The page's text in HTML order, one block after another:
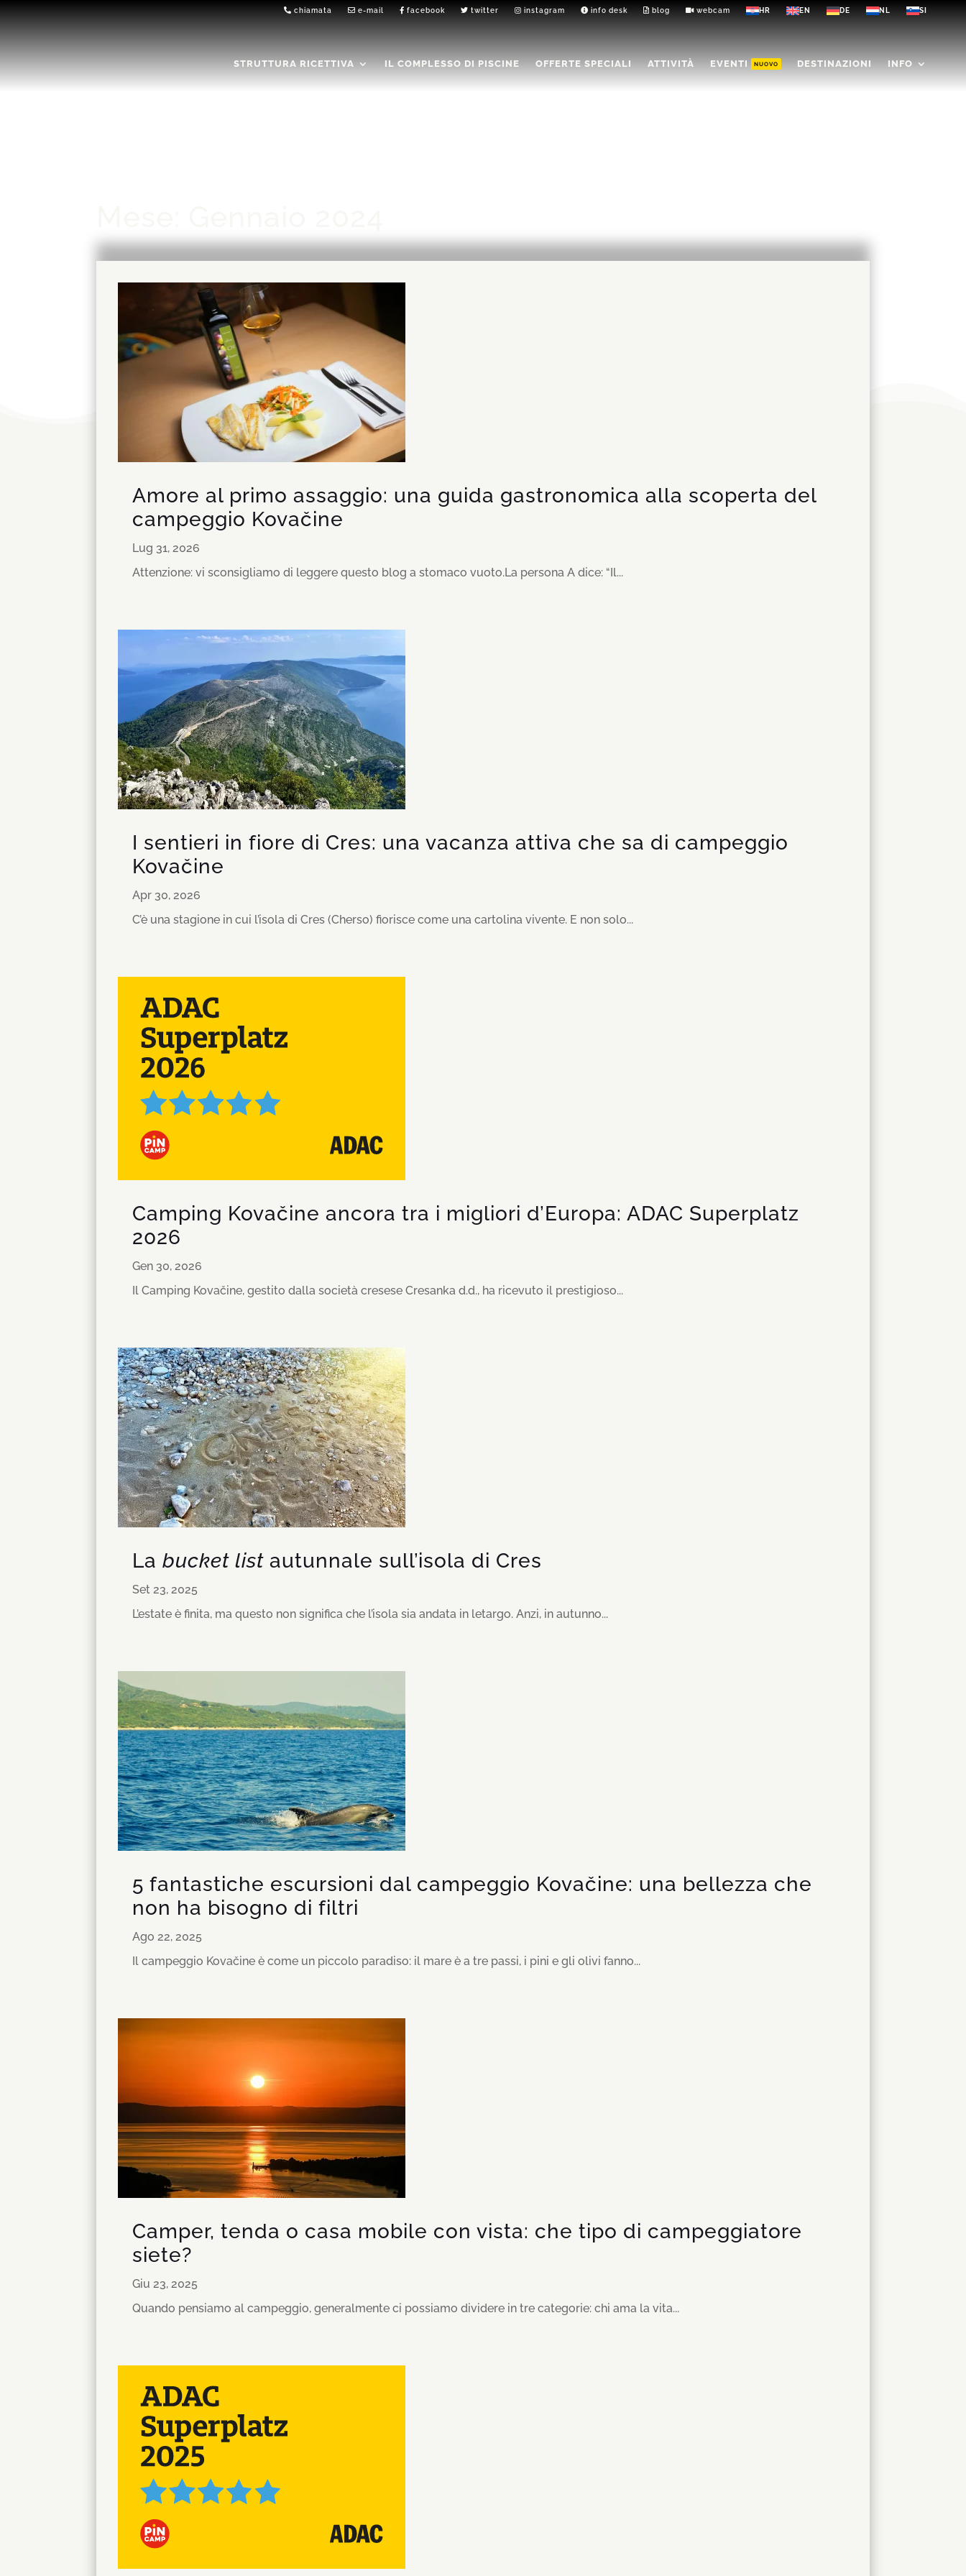
chiamata e-mail facebook twitter instagram info desk blog webcam
STRUTTURA RICETTIVA IL COMPLESSO DI PISCINE OFFERTE SPECIALI ATTIVITÀ EVENTI NUOVO DESTINAZIONI INFO
Amore al primo assaggio: una guida gastronomica alla scoperta del
campeggio Kovačine
Lug 31, 2026
Attenzione: vi sconsigliamo di leggere questo blog a stomaco vuoto.La persona A dice: “Il...
I sentieri in fiore di Cres: una vacanza attiva che sa di campeggio
Kovačine
Apr 30, 2026
C’è una stagione in cui l’isola di Cres (Cherso) fiorisce come una cartolina vivente. E non solo...
Camping Kovačine ancora tra i migliori d’Europa: ADAC Superplatz
2026
Gen 30, 2026
Il Camping Kovačine, gestito dalla società cresese Cresanka d.d., ha ricevuto il prestigioso...
Labucket list autunnale sull’isola di Cres
Set 23, 2025
L’estate è finita, ma questo non significa che l’isola sia andata in letargo. Anzi, in autunno...
5 fantastiche escursioni dal campeggio Kovačine: una bellezza che
non ha bisogno di filtri
Ago 22, 2025
Il campeggio Kovačine è come un piccolo paradiso: il mare è a tre passi, i pini e gli olivi fanno...
Camper, tenda o casa mobile con vista: che tipo di campeggiatore
siete?
Giu 23, 2025
Quando pensiamo al campeggio, generalmente ci possiamo dividere in tre categorie: chi ama la vita...